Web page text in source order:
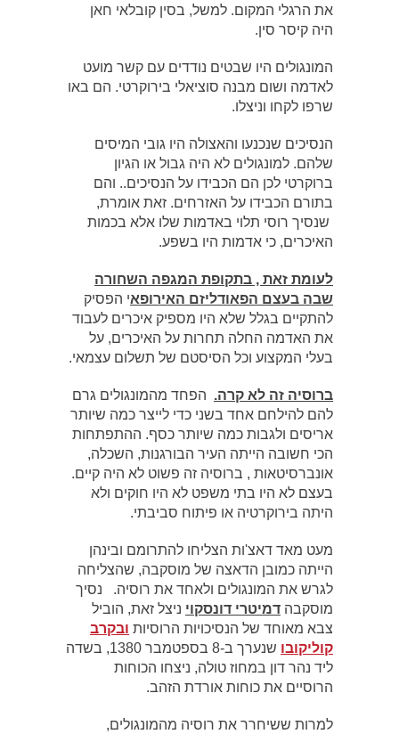
את הרגלי המקום. למשל, בסין קובלאי חאן
היה קיסר סין.
המונגולים היו שבטים נודדים עם קשר מועט
לאדמה ושום מבנה סוציאלי בירוקרטי. הם באו
שרפו לקחו וניצלו.
הנסיכים שנכנעו והאצולה היו גובי המיסים
שלהם. למונגולים לא היה גבול או הגיון
ברוקרטי לכן הם הכבידו על הנסיכים.. והם
בתורם הכבידו על האזרחים. זאת אומרת,
שנסיך רוסי תלוי באדמות שלו אלא בכמות
האיכרים, כי אדמות היו בשפע.
לעומת זאת , בתקופת המגפה השחורה
שבה בעצם הפאודליזם האירופאי הפסיק
להתקיים בגלל שלא היו מספיק איכרים לעבוד
את האדמה החלה תחרות על האיכרים, על
בעלי המקצוע וכל הסיסטם של תשלום עצמאי.
ברוסיה זה לא קרה. הפחד מהמונגולים גרם
להם להילחם אחד בשני כדי לייצר כמה שיותר
אריסים ולגבות כמה שיותר כסף. ההתפתחות
הכי חשובה הייתה העיר הבורגנות, השכלה,
אונברסיטאות , ברוסיה זה פשוט לא היה קיים.
בעצם לא היו בתי משפט לא היו חוקים ולא
היתה בירוקרטיה או פיתוח סביבתי.
מעט מאד דאצ'ות הצליחו להתרומם ובינהן
הייתה כמובן הדאצה של מוסקבה, שהצליחה
לגרש את המונגולים ולאחד את רוסיה. נסיך
מוסקבה דמיטרי דונסקוי ניצל זאת, הוביל
צבא מאוחד של הנסיכויות הרוסיות ובקרב
קוליקובו
שנערך ב-8 בספטמבר 1380, בשדה
ליד נהר דון במחוז טולה, ניצחו הכוחות
הרוסיים את כוחות אורדת הזהב.
למרות ששיחרר את רוסיה מהמונגולים,